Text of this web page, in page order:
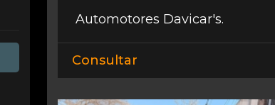
Automotores Davicar's.
Consultar